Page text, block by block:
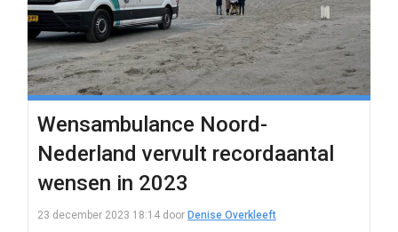
Wensambulance Noord-
Nederland vervult recordaantal
wensen in 2023
23 december 2023 18:14 door Denise Overkleeft